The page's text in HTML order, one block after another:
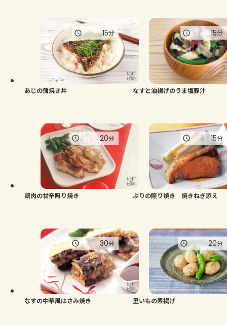
あじの蒲焼き丼
15分
なすと油揚げのうま塩豚汁
15分
鶏肉の甘辛照り焼き
20分
ぶりの照り焼き 焼きねぎ添え
15分
なすの中華風はさみ焼き
30分
里いもの素揚げ
20分